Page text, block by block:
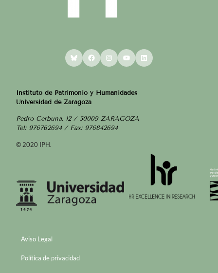
BlueskyFacebookInstagram
YouTubeLinkedIn
Instituto de Patrimonio y Humanidades
Universidad de Zaragoza
Pedro Cerbuna, 12 / 50009 ZARAGOZA
Tel: 976762694 / Fax: 976842694
© 2020 IPH.
Aviso Legal
Política de privacidad